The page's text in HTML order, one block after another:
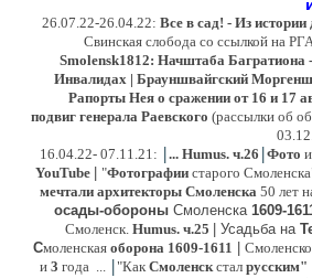
26.07.22-26.04.22: Все в сад! - Из истории
Свинская слобода со ссылкой на
Smolensk1812: Начштаба Багратиона
Инвалидах | Брауншвайгский
Рапорты Нея о сражении от 16 и 17
подвиг генерала Раевского (рассылки об
16.04.22- 07.11.21: |... Humus. ч.26 |Фото
YouTube
"Фотографии старого
мечтали архитекторы Смоленска 50 лет
осады-обороны Смоленска 1609-
Смоленск. Humus. ч.25 | Усадьба на
Смоленская оборона 1609-1611
и 3 года ... |"Как Смоленскстал русским"